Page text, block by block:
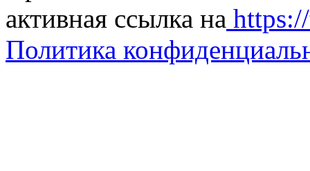
активная ссылка на
Политика